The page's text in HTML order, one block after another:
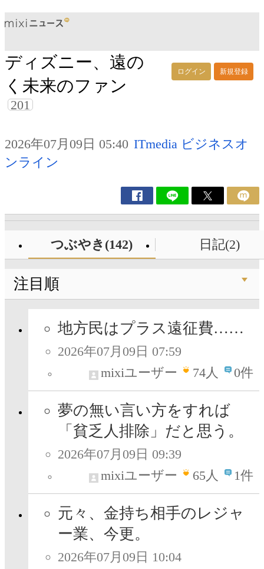
ログイン 新規登録
ディズニー、遠の
く未来のファン
201
2026年07月09日 05:40 ITmedia ビジネスオ
ンライン
つぶやき(142) 日記(2)
注目順
地方民はプラス遠征費……
2026年07月09日 07:59
mixiユーザー
74人 0件
夢の無い言い方をすれば
「貧乏人排除」だと思う。
2026年07月09日 09:39
mixiユーザー
65人 1件
元々、金持ち相手のレジャ
ー業、今更。
2026年07月09日 10:04